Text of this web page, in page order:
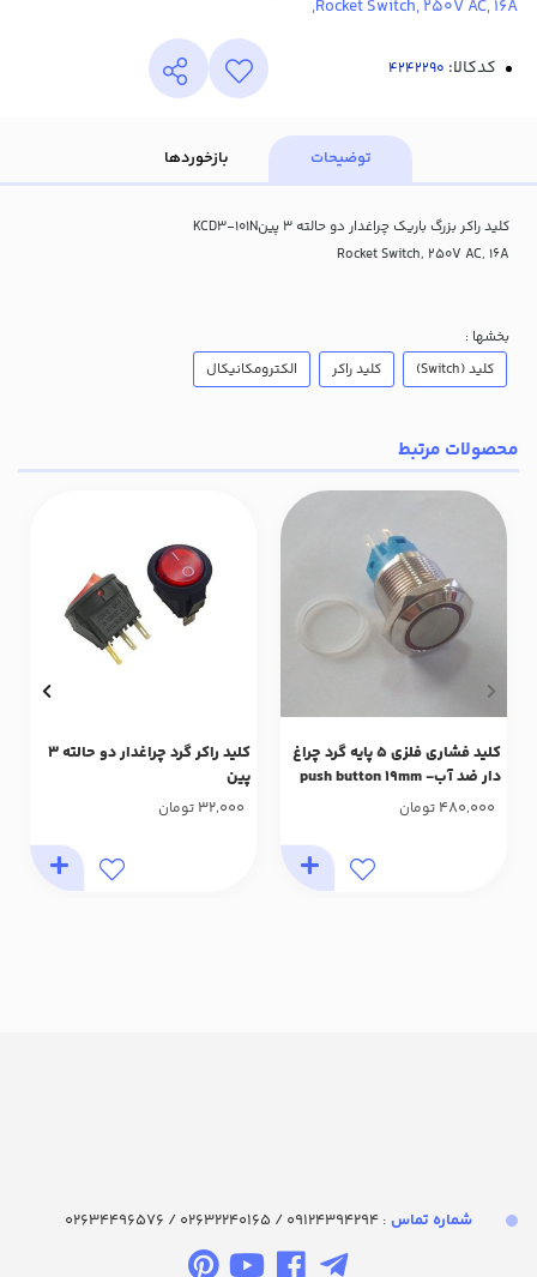
Rocket Switch, 250V AC, 16A,
کدکالا:
توضیحات بازخوردها
کلید راکر بزرگ باریک چراغدار دو حالته 3 پینKCD3-101N
Rocket Switch, 250V AC, 16A
بخشها :
کلید (Switch)
کلید راکر الکترومکانیکال
محصولات مرتبط
کلید فشاری فلزی 5 پایه گرد چراغ
دار ضد آب- push button 19mm
12-24v
480,000 تومان
کلید راکر گرد چراغدار دو حالته 3
پین
32,000 تومان
شماره تماس‌ : 09124394294 / 02632240165 / 02634496576